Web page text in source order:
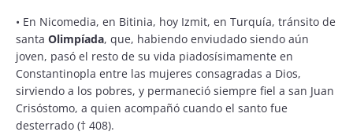
• En Nicomedia, en Bitinia, hoy Izmit, en Turquía, tránsito de
santa Olimpíada, que, habiendo enviudado siendo aún
joven, pasó el resto de su vida piadosísimamente en
Constantinopla entre las mujeres consagradas a Dios,
sirviendo a los pobres, y permaneció siempre fiel a san Juan
Crisóstomo, a quien acompañó cuando el santo fue
desterrado († 408).